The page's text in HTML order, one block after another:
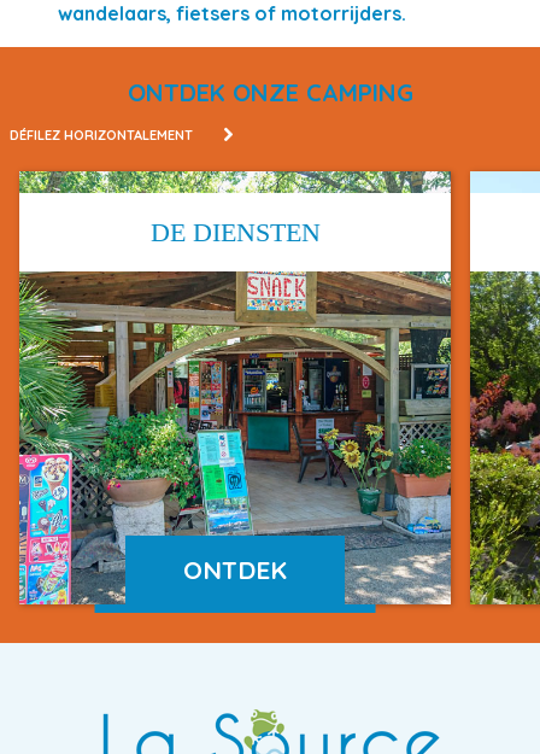
wandelaars, fietsers of motorrijders.
ONTDEK ONZE CAMPING
DÉFILEZ HORIZONTALEMENT
DE DIENSTEN
ONTDEK